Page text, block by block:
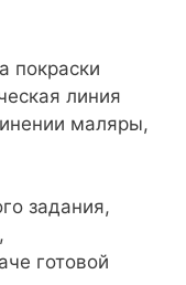
покраски
линия
маляры,
задания,
готовой